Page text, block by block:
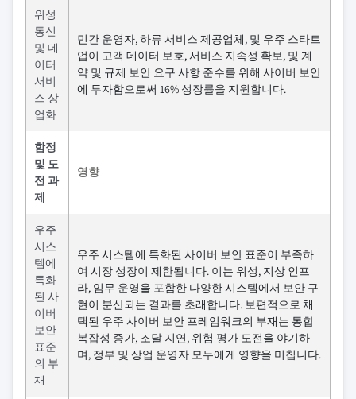
위성
통신
및 데
이터
서비
스 상
업화
민간 운영자, 하류 서비스 제공업체, 및 우주 스타트
업이 고객 데이터 보호, 서비스 지속성 확보, 및 계
약 및 규제 보안 요구 사항 준수를 위해 사이버 보안
에 투자함으로써 16% 성장률을 지원합니다.
함정
및 도
전 과
제
영향
우주
시스
템에
특화
된 사
이버
보안
표준
의 부
재
우주 시스템에 특화된 사이버 보안 표준이 부족하
여 시장 성장이 제한됩니다. 이는 위성, 지상 인프
라, 임무 운영을 포함한 다양한 시스템에서 보안 구
현이 분산되는 결과를 초래합니다. 보편적으로 채
택된 우주 사이버 보안 프레임워크의 부재는 통합
복잡성 증가, 조달 지연, 위험 평가 도전을 야기하
며, 정부 및 상업 운영자 모두에게 영향을 미칩니다.